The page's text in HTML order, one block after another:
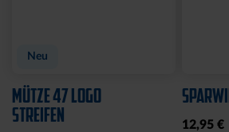
Neu
MÜTZE 47 LOGO
STREIFEN 12,95 €